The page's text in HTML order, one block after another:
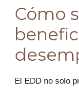
Cómo
El EDD no solo